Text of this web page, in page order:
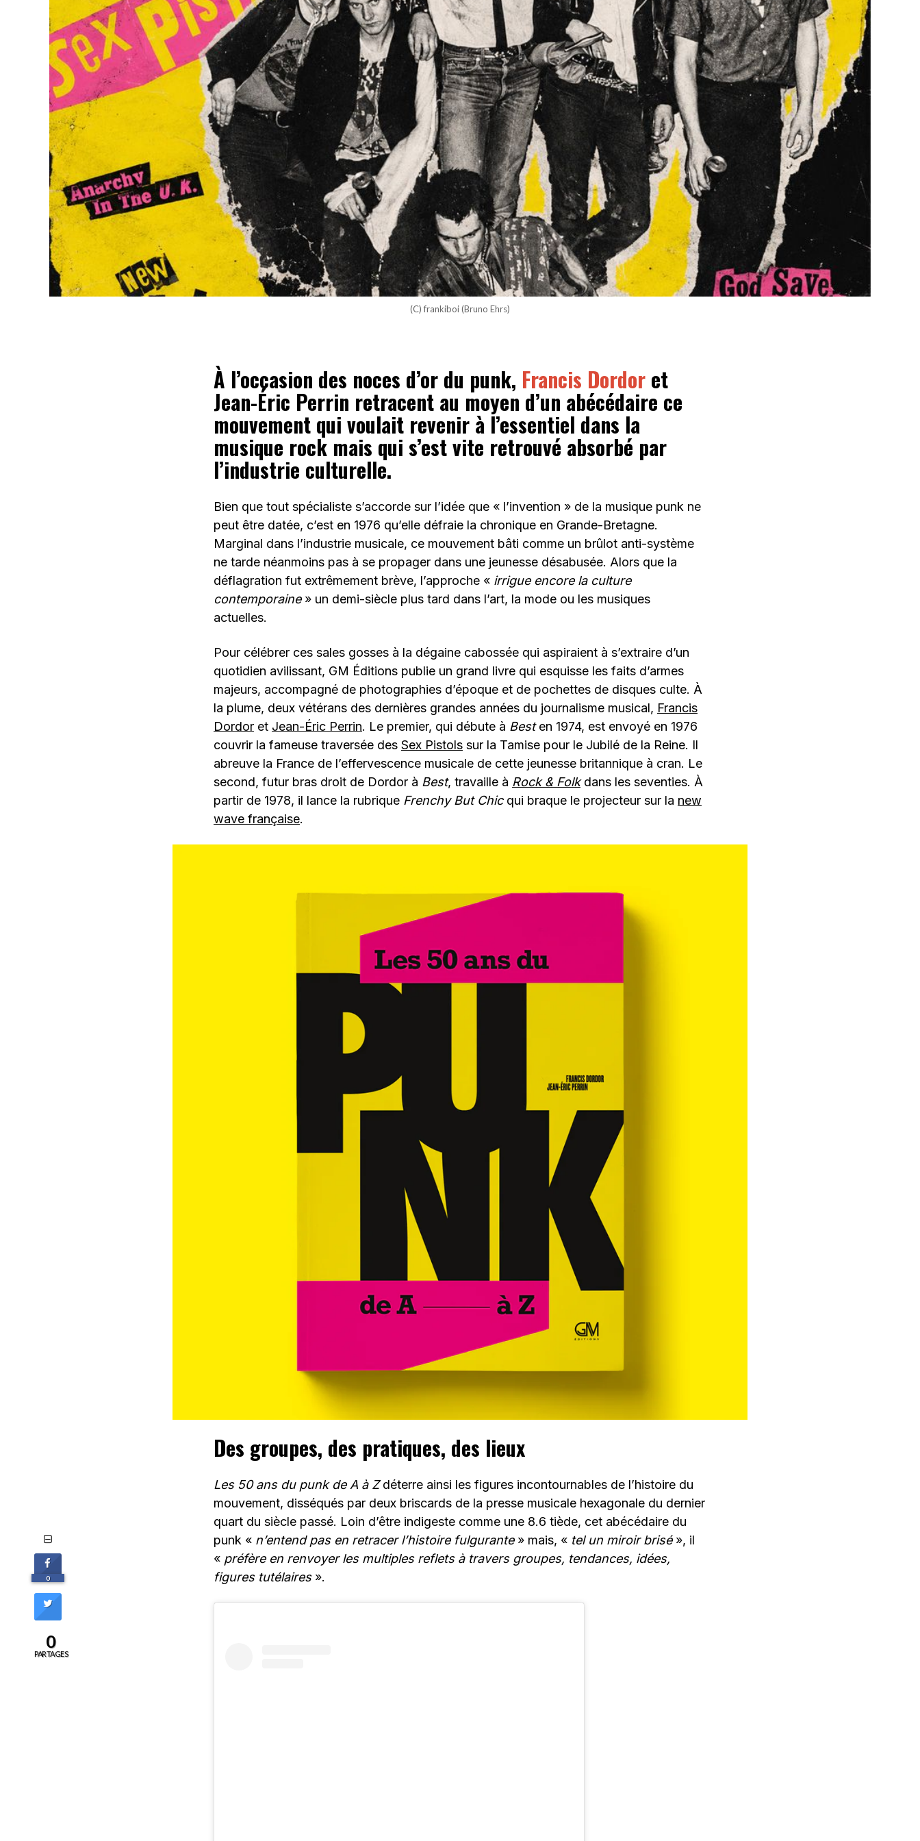
(C) frankiboi (Bruno Ehrs)
À l’occasion des noces d’or du punk, Francis Dordor et
Jean-Éric Perrin retracent au moyen d’un abécédaire ce
mouvement qui voulait revenir à l’essentiel dans la
musique rock mais qui s’est vite retrouvé absorbé par
l’industrie culturelle.
Bien que tout spécialiste s’accorde sur l’idée que « l’invention » de la musique punk ne
peut être datée, c’est en 1976 qu’elle défraie la chronique en Grande-Bretagne.
Marginal dans l’industrie musicale, ce mouvement bâti comme un brûlot anti-système
ne tarde néanmoins pas à se propager dans une jeunesse désabusée. Alors que la
déflagration fut extrêmement brève, l’approche « irrigue encore la culture
contemporaine» un demi-siècle plus tard dans l’art, la mode ou les musiques
actuelles.
Pour célébrer ces sales gosses à la dégaine cabossée qui aspiraient à s’extraire d’un
quotidien avilissant, GM Éditions publie un grand livre qui esquisse les faits d’armes
majeurs, accompagné de photographies d’époque et de pochettes de disques culte. À
la plume, deux vétérans des dernières grandes années du journalisme musical, Francis
Dordor et Jean-Éric Perrin. Le premier, qui débute à Besten 1974, est envoyé en 1976
couvrir la fameuse traversée des Sex Pistols sur la Tamise pour le Jubilé de la Reine. Il
abreuve la France de l’effervescence musicale de cette jeunesse britannique à cran. Le
second, futur bras droit de Dordor à Best, travaille à Rock & Folkdans les seventies. À
partir de 1978, il lance la rubrique Frenchy But Chicqui braque le projecteur sur la new
wave française.
Des groupes, des pratiques, des lieux
Les 50 ans du punk de A à Zdéterre ainsi les figures incontournables de l’histoire du
mouvement, disséqués par deux briscards de la presse musicale hexagonale du dernier
quart du siècle passé. Loin d’être indigeste comme une 8.6 tiède, cet abécédaire du
punk « n’entend pas en retracer l’histoire fulgurante» mais, « tel un miroir brisé», il
« préfère en renvoyer les multiples reflets à travers groupes, tendances, idées,
figures tutélaires».
0
0
PARTAGES